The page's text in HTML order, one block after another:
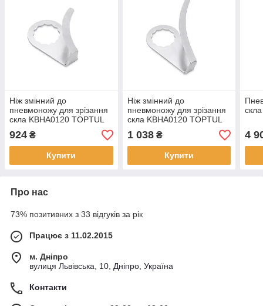
Ніж змінний до
пневмоножу для зрізання
скла KBHA0120 TOPTUL
KAJC38B1
924 ₴
Купити
Ніж змінний до
пневмоножу для зрізання
скла KBHA0120 TOPTUL
KAJC62B2
1 038₴
Купити
4
Про нас
73% позитивних з 33 відгуків за рік
Працює з 11.02.2015
м. Дніпро
вулиця Львівська, 10, Дніпро, Україна
Контакти